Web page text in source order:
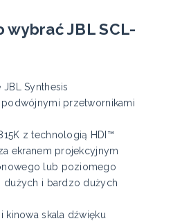
JBL SCL-
Synthesis
przetwornikami
z technologią HDI™
ekranem projekcyjnym
lub poziomego
dużych i bardzo dużych
kinowa skala dźwięku